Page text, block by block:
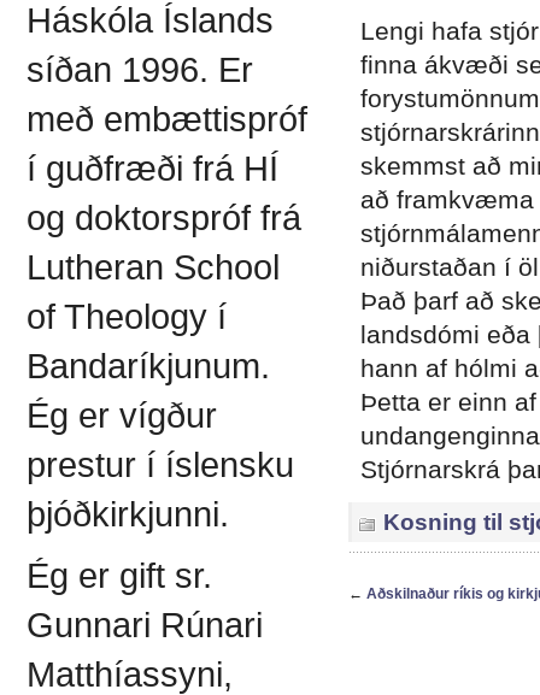
Lengi hafa
finna ákvæði
skemmst að
að framkvæma
niðurstaðan í
Það þarf að
landsdómi eða
hann af hólmi
Þetta er einn
Stjórnarskrá
Kosning til
← Aðskilnaður ríkis og
Háskóla Íslands
síðan 1996. Er
með embættispróf
í guðfræði frá HÍ
og doktorspróf frá
Lutheran School
of Theology í
Bandaríkjunum.
Ég er vígður
prestur í íslensku
þjóðkirkjunni.
Ég er gift sr.
Gunnari Rúnari
Matthíassyni,